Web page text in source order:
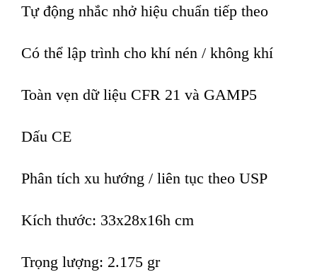
Tự động nhắc nhở hiệu chuẩn tiếp theo
Có thể lập trình cho khí nén / không khí
Toàn vẹn dữ liệu CFR 21 và GAMP5
Dấu CE
Phân tích xu hướng / liên tục theo USP
Kích thước: 33x28x16h cm
Trọng lượng: 2.175 gr